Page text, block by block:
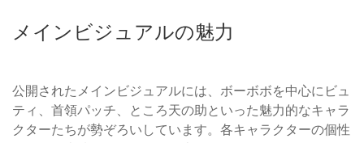
メインビジュアルの魅力
公開されたメインビジュアルには、ボーボボを中心にビュ
ティ、首領パッチ、ところ天の助といった魅力的なキャラ
クターたちが勢ぞろいしています。各キャラクターの個性